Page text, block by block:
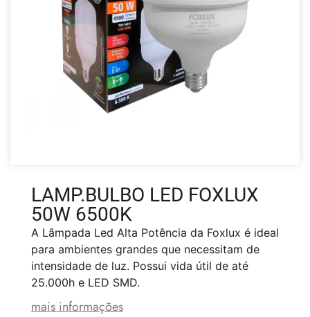
LAMP.BULBO LED FOXLUX
50W 6500K
A Lâmpada Led Alta Potência da Foxlux é ideal
para ambientes grandes que necessitam de
intensidade de luz. Possui vida útil de até
25.000h e LED SMD.
mais informações